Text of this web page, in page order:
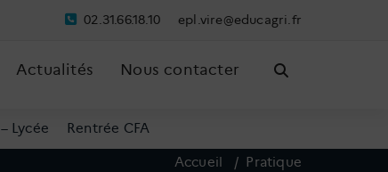
rf.
irgac
ude@e
riv.l
pe
02.31.66.18.10
Actualités Nous contacter
Lycée Rentrée CFA
Accueil / Pratique